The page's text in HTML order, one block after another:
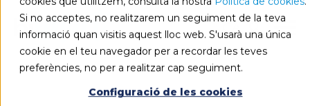
Si no acceptes, no realitzarem un seguiment de la teva
informació quan visitis aquest lloc web. S'usarà una única
cookie en el teu navegador per a recordar les teves
preferències, no per a realitzar cap seguiment.
Configuració de les cookies
CA